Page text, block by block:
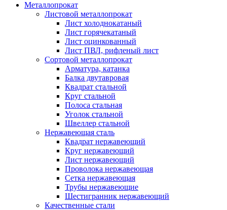
Металлопрокат
Листовой металлопрокат
Лист холоднокатаный
Лист горячекатаный
Лист оцинкованный
Лист ПВЛ, рифленый лист
Сортовой металлопрокат
Арматура, катанка
Балка двутавровая
Квадрат стальной
Круг стальной
Полоса стальная
Уголок стальной
Швеллер стальной
Нержавеющая сталь
Квадрат нержавеющий
Круг нержавеющий
Лист нержавеющий
Проволока нержавеющая
Сетка нержавеющая
Трубы нержавеющие
Шестигранник нержавеющий
Качественные стали